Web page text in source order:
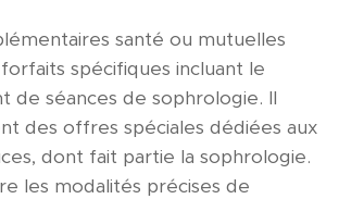
santé ou mutuelles
spécifiques incluant le
de séances de sophrologie. Il
des offres spéciales dédiées aux
dont fait partie la sophrologie.
les modalités précises de